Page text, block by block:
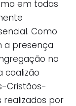
em todas
Como
a presença
no
coalizão
Cristãos-
realizados por